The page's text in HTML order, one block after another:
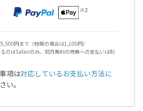
円まで（物販の場合は1,100円）
のはSafariのみ、初月無料の特典への支払いは利
項は対応しているお支払い方法に
い。